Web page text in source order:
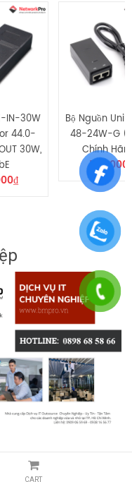
IN-30W
44.0-
30W,
₫
Bộ Nguồn
48-24W-G
Chính
570,000
CART